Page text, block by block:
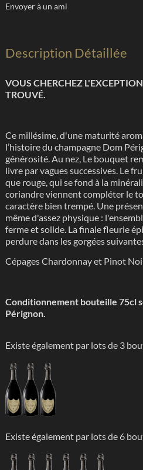
Envoyer à un ami
Description Détaillée
VOUS CHERCHEZ
TROUVÉ.
Ce millésime, d'une maturité
l’histoire du champagne Dom
générosité. Au nez, Le bouquet
livre par vagues successives. Le
que rouge, qui se fond à la
coriandre viennent compléter le
caractère bien trempé. Une
même d'assez physique :
ferme et solide. La finale fleurie
perdure dans les gorgées
Cépages Chardonnay et Pinot
Conditionnement bouteille 75cl
Pérignon.
Existe également par lots de 3
Existe également par lots de 6